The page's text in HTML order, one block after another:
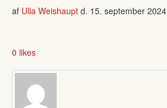
af Ulla Weishaupt d. 15. september 2024
0 likes